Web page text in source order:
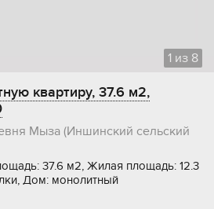
1 из 8
квартиру, 37.6 м2,
Мыза (Иншинский сельский
37.6 м2, Жилая площадь: 12.3
Дом: монолитный